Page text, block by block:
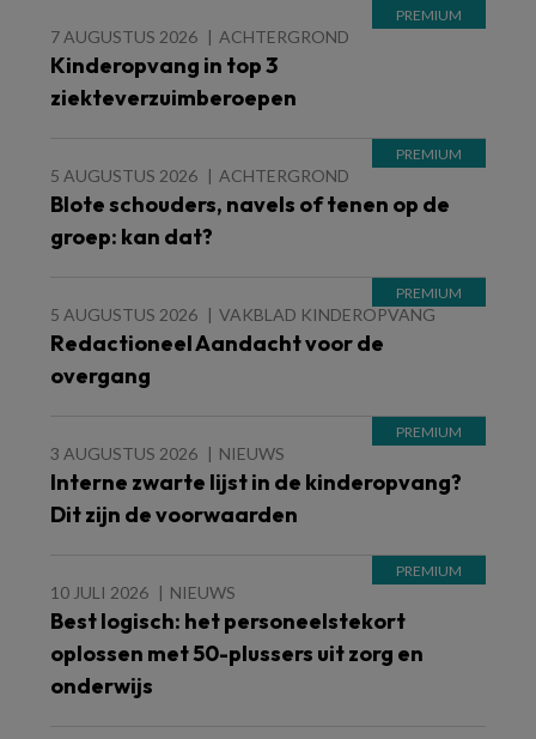
7 AUGUSTUS 2026 ACHTERGROND
Kinderopvang in top 3
ziekteverzuimberoepen
5 AUGUSTUS 2026 ACHTERGROND
Blote schouders, navels of tenen op de
groep: kan dat?
5 AUGUSTUS 2026 VAKBLAD KINDEROPVANG
Redactioneel Aandacht voor de
overgang
3 AUGUSTUS 2026 NIEUWS
Interne zwarte lijst in de kinderopvang?
Dit zijn de voorwaarden
10 JULI 2026 NIEUWS
Best logisch: het personeelstekort
oplossen met 50-plussers uit zorg en
onderwijs